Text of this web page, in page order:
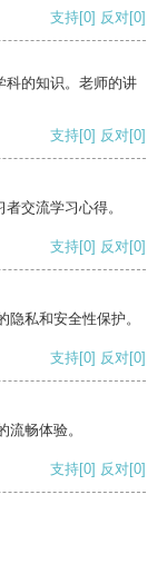
支持[0] 反对[0]
科的知识。老师的讲
支持[0] 反对[0]
交流学习心得。
支持[0] 反对[0]
私和安全性保护。
支持[0] 反对[0]
畅体验。
支持[0] 反对[0]